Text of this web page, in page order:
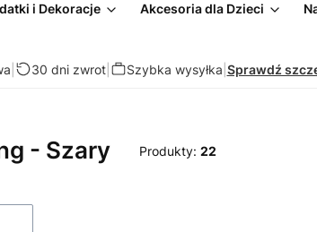
i Dekoracje Akcesoria dla Dzieci
30 dni zwrot| Szybka wysyłka Sprawdź
- Szary Produkty: 22